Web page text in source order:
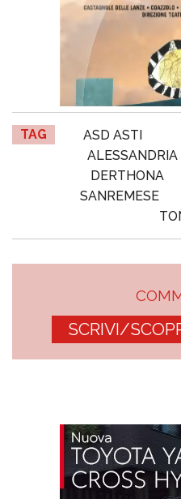
TAG ASD ASTI
ALESSANDRIA
DERTHONA
SANREMESE
SCRIVI/